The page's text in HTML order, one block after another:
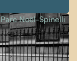
Parc Noël-Spinelli